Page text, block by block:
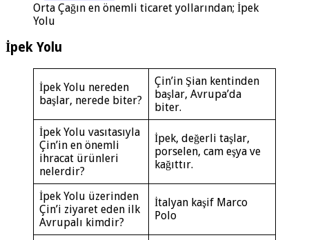
Orta Çağın en önemli ticaret yollarından; İpek
Yolu
İpek Yolu
İpek Yolu nereden
başlar, nerede biter?
Çin’in Şian kentinden
başlar, Avrupa’da
biter.
İpek Yolu vasıtasıyla
Çin’in en önemli
ihracat ürünleri
nelerdir?
İpek, değerli taşlar,
porselen, cam eşya ve
kağıttır.
İpek Yolu üzerinden
Çin’i ziyaret eden ilk
Avrupalı kimdir?
İtalyan kaşif Marco
Polo